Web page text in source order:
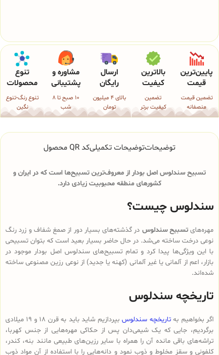
پایین‌ترین
قیمت
تضمین قیمت
منصفانه
بالاترین
کیفیت
تضمین
کیفیت برتر
ارسال
رایگان
بالای 4 میلیون
تومان
مشاوره و
پشتیبانی
10 صبح تا 8
شب
تنوع
محصولات
تنوع رنگ-تنوع
نگین
توضیحاتتوضیحات تکمیلیکد QR محصول
تسبیح سندلوس اصل بودار از معروف‌ترین تسبیح‌ها است که در ایران و
کشورهای منطقه محبوبیت زیادی دارد.
سندلوس چیست؟
مهره‌هایتسبیح سندلوس در گذشته‌های بسیار دور از صمغ شفاف و زرد رنگ
نوعی درخت ساخته می‌شد. در حال حاضر بسیار بعید است که بتوان تسبیحی
با این ویژگی‌ها پیدا کرد و تمام تسبیح‌های سندلوس‌ اصل بودار موجود در
بازار، اعم از آلمانی یا غیر آلمانی (کهنه یا جدید) از نوعی رزین مصنوعی ساخته
شده‌اند.
تاریخچه سندلوس
اگر بخواهیم بهتاریخچه سندلوس
بپردازیم شاید باید به قرن 18 و 19 میلادی
برگردیم، جایی که یک شیمی‌دان پس از حکاکی مهره‌هایی از جنس کهربا،
تراشه‌های باقی مانده آن را همراه با سایر رزین‌های طبیعی مانند بنه، کندر،
کلفونی و سقز مخلوط و ذوب نمود و دانه‌هایی را با استفاده از آن مواد ذوب